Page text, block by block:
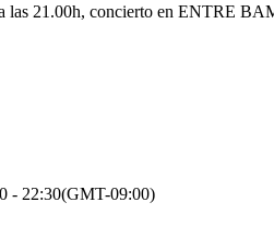
las 21.00h, concierto en ENTRE
- 22:30(GMT-09:00)